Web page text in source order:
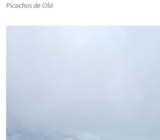
Picachos de Olá